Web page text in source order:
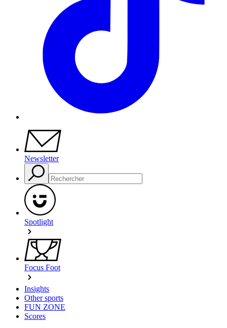
Newsletter
Spotlight
Focus Foot
Insights
Other sports
FUN ZONE
Scores